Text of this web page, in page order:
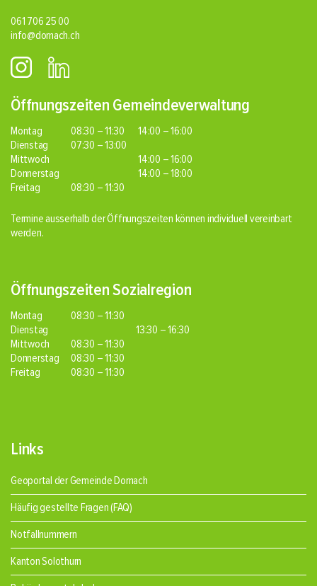
061 706 25 00
info@dornach.ch
Öffnungszeiten Gemeindeverwaltung
Montag 08:30 – 11:30
14:00 – 16:00
Dienstag
07:30 – 13:00
Mittwoch
14:00 – 16:00
Donnerstag
14:00 – 18:00
Freitag
08:30 – 11:30
Termine ausserhalb der Öffnungszeiten können individuell vereinbart
werden.
Öffnungszeiten Sozialregion
Montag
08:30 – 11:30
Dienstag
13:30 – 16:30
Mittwoch
08:30 – 11:30
Donnerstag
08:30 – 11:30
Freitag
08:30 – 11:30
Links
Geoportal der Gemeinde Dornach
Häufig gestellte Fragen (FAQ)
Notfallnummern
Kanton Solothurn